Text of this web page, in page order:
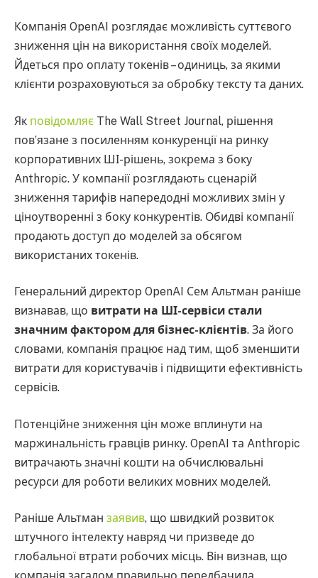
Компанія OpenAI розглядає можливість суттєвого
зниження цін на використання своїх моделей.
Йдеться про оплату токенів – одиниць, за якими
клієнти розраховуються за обробку тексту та даних.
Як повідомляє The Wall Street Journal, рішення
пов’язане з посиленням конкуренції на ринку
корпоративних ШІ-рішень, зокрема з боку
Anthropic. У компанії розглядають сценарій
зниження тарифів напередодні можливих змін у
ціноутворенні з боку конкурентів. Обидві компанії
продають доступ до моделей за обсягом
використаних токенів.
Генеральний директор OpenAI Сем Альтман раніше
визнавав, що витрати на ШІ-сервіси стали
значним фактором для бізнес-клієнтів. За його
словами, компанія працює над тим, щоб зменшити
витрати для користувачів і підвищити ефективність
сервісів.
Потенційне зниження цін може вплинути на
маржинальність гравців ринку. OpenAI та Anthropic
витрачають значні кошти на обчислювальні
ресурси для роботи великих мовних моделей.
Раніше Альтман заявив, що швидкий розвиток
штучного інтелекту навряд чи призведе до
глобальної втрати робочих місць. Він визнав, що